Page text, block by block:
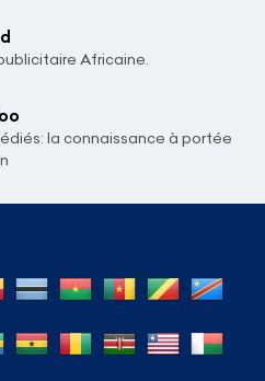
Africaine.
la connaissance à portée